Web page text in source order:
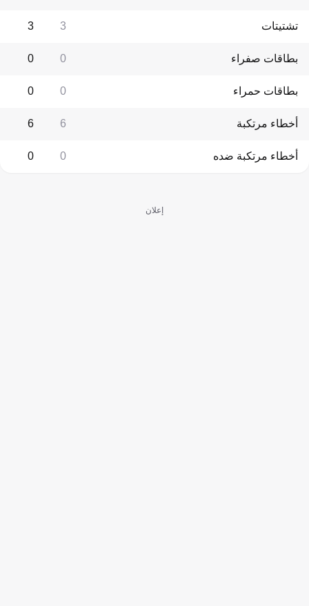
تشتيتات 3
3
بطاقات صفراء 0
0
بطاقات حمراء 0
0
أخطاء مرتكبة 6
6
أخطاء مرتكبة ضده 0
0
إعلان